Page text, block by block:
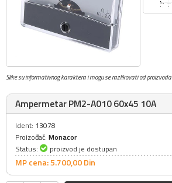
Slike su informativnog karaktera i mogu se razlikovati od proizvoda
Ampermetar PM2-A010 60x45 10A
Ident: 13078
Proizođač: Monacor
Status:
proizvod je dostupan
MP cena: 5.700,00Din